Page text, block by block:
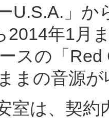
U.S.A.」か
2014年1月
スの「
まの音源
室は、契約